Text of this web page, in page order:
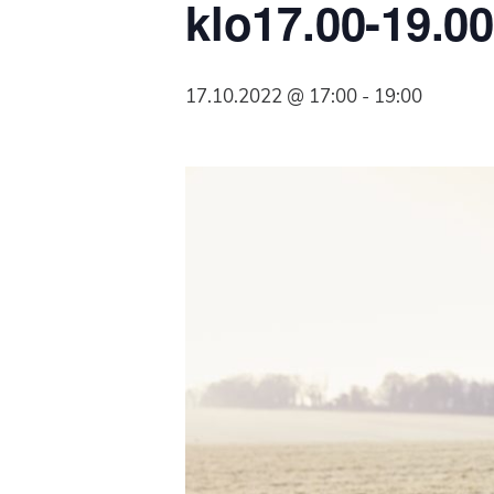
Syöpäyhdistyksenklo17.00-19.00
17.10.2022 @ 17:00 - 19:00